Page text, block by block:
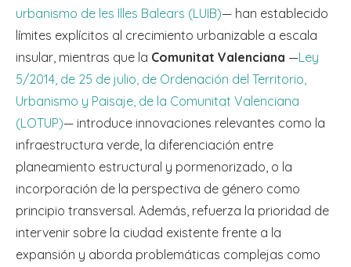
urbanismo de les Illes Balears (LUIB)— han establecido
límites explícitos al crecimiento urbanizable a escala
insular, mientras que la Comunitat Valenciana —Ley
5/2014, de 25 de julio, de Ordenación del Territorio,
Urbanismo y Paisaje, de la Comunitat Valenciana
(LOTUP)— introduce innovaciones relevantes como la
infraestructura verde, la diferenciación entre
planeamiento estructural y pormenorizado, o la
incorporación de la perspectiva de género como
principio transversal. Además, refuerza la prioridad de
intervenir sobre la ciudad existente frente a la
expansión y aborda problemáticas complejas como